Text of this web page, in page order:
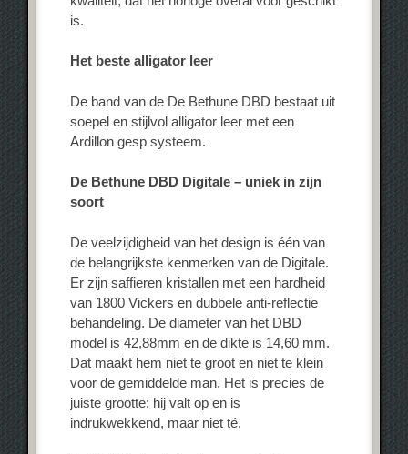
is.
Het beste alligator leer
De band van de De Bethune DBD bestaat uit
soepel en stijlvol alligator leer met een
Ardillon gesp systeem.
De Bethune DBD Digitale – uniek in zijn
soort
De veelzijdigheid van het design is één van
de belangrijkste kenmerken van de Digitale.
Er zijn saffieren kristallen met een hardheid
van 1800 Vickers en dubbele anti-reflectie
behandeling. De diameter van het DBD
model is 42,88mm en de dikte is 14,60 mm.
Dat maakt hem niet te groot en niet te klein
voor de gemiddelde man. Het is precies de
juiste grootte: hij valt op en is
indrukwekkend, maar niet té.